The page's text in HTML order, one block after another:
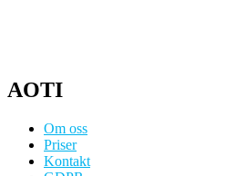
AOTI
Om oss
Priser
Kontakt